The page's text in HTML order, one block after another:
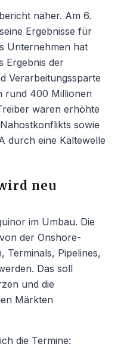
näher. Am 6.
Ergebnisse für
Unternehmen hat
Ergebnis der
Verarbeitungssparte
rund 400 Millionen
waren erhöhte
sowie
durch eine Kältewelle
neu
im Umbau. Die
der Onshore-
Pipelines,
Das soll
und die
Märkten
die Termine: